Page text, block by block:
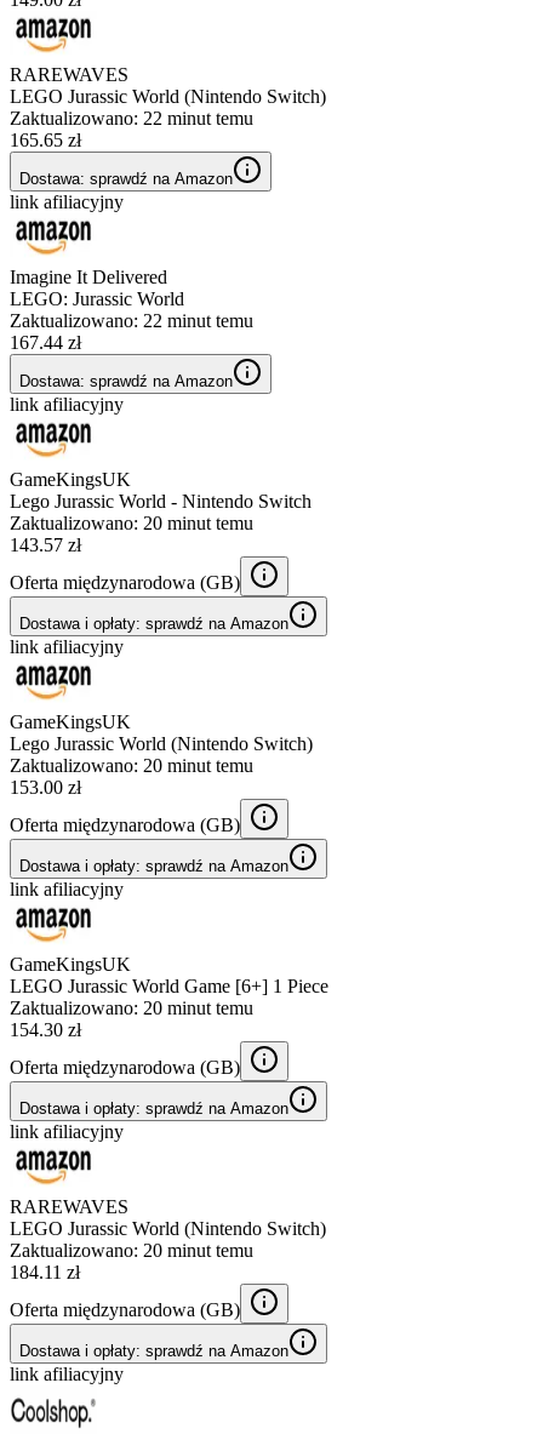
RAREWAVES
LEGO Jurassic World (Nintendo Switch)
Zaktualizowano: 22 minut temu
165.65 zł
Dostawa: sprawdź na Amazon
link afiliacyjny
Imagine It Delivered
LEGO: Jurassic World
Zaktualizowano: 22 minut temu
167.44 zł
Dostawa: sprawdź na Amazon
link afiliacyjny
GameKingsUK
Lego Jurassic World - Nintendo Switch
Zaktualizowano: 20 minut temu
143.57 zł
Oferta międzynarodowa (GB)
Dostawa i opłaty: sprawdź na Amazon
link afiliacyjny
GameKingsUK
Lego Jurassic World (Nintendo Switch)
Zaktualizowano: 20 minut temu
153.00 zł
Oferta międzynarodowa (GB)
Dostawa i opłaty: sprawdź na Amazon
link afiliacyjny
GameKingsUK
LEGO Jurassic World Game [6+] 1 Piece
Zaktualizowano: 20 minut temu
154.30 zł
Oferta międzynarodowa (GB)
Dostawa i opłaty: sprawdź na Amazon
link afiliacyjny
RAREWAVES
LEGO Jurassic World (Nintendo Switch)
Zaktualizowano: 20 minut temu
184.11 zł
Oferta międzynarodowa (GB)
Dostawa i opłaty: sprawdź na Amazon
link afiliacyjny